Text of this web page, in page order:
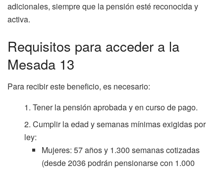
adicionales, siempre que la pensión esté reconocida y
activa.
Requisitos para acceder a la
Mesada 13
Para recibir este beneficio, es necesario:
Tener la pensión aprobada y en curso de pago.
Cumplir la edad y semanas mínimas exigidas por
ley:
Mujeres: 57 años y 1.300 semanas cotizadas
(desde 2036 podrán pensionarse con 1.000